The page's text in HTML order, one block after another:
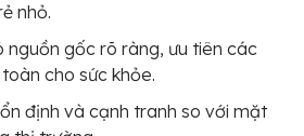
nhỏ.
nguồn gốc rõ ràng, ưu tiên các
cho sức khỏe.
định và cạnh tranh so với mặt